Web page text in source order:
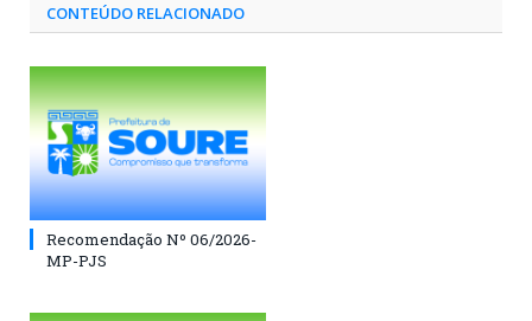
CONTEÚDO RELACIONADO
Recomendação Nº 06/2026-
MP-PJS